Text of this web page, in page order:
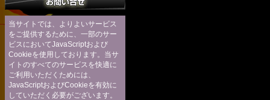
当サイトでは、よりよいサービス
をご提供するために、一部のサー
ビスにおいてJavaScriptおよび
Cookieを使用しております。当サ
イトのすべてのサービスを快適に
ご利用いただくためには、
JavaScriptおよびCookieを有効に
していただく必要がございます。